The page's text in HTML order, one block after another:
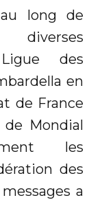
long de
des
en
de France
Mondial
les
des
a